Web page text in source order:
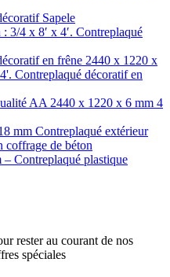
rester au courant de nos
spéciales